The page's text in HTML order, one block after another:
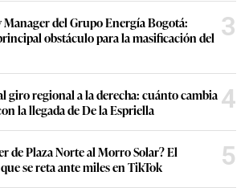
Manager del Grupo Energía Bogotá:
obstáculo para la masificación del 3
giro regional a la derecha: cuánto cambia
la llegada de De la Espriella
4
de Plaza Norte al Morro Solar? El
se reta ante miles en TikTok
5